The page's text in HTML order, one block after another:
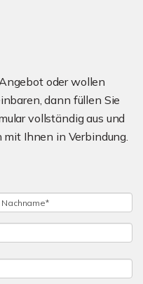
oder wollen
dann füllen Sie
vollständig aus und
Ihnen in Verbindung.